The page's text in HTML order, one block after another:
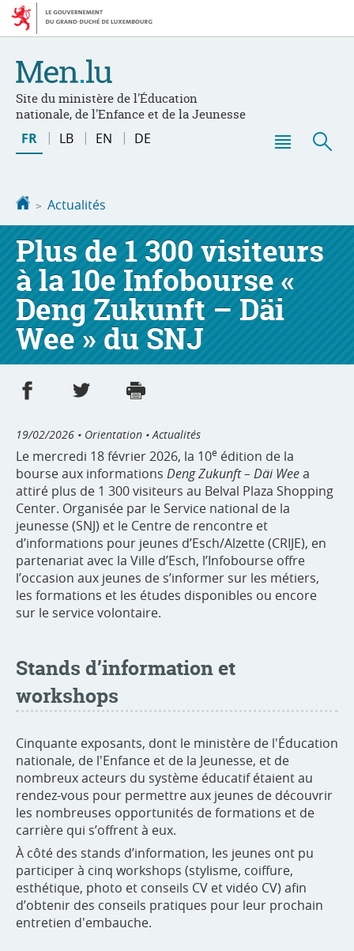
Aller
navigation
Aller
au
Site du ministère de l'Éducation
nationale, de l'Enfance et de la Jeunesse
Changer
de
FR LB EN DE
Accueil
Actualités
Plus de 1 300 visiteurs
à la 10e Infobourse «
Deng Zukunft – Däi
Wee » du SNJ
Partager sur Facebook
Partager sur Twitter
19/02/2026 • Orientation • Actualités
Le mercredi 18 février 2026, la 10e édition de la
bourse aux informations Deng Zukunft – Däi Weea
attiré plus de 1 300 visiteurs au Belval Plaza Shopping
Center. Organisée par le Service national de la
jeunesse (SNJ) et le Centre de rencontre et
d’informations pour jeunes d’Esch/Alzette (CRIJE), en
partenariat avec la Ville d’Esch, l’Infobourse offre
l’occasion aux jeunes de s’informer sur les métiers,
les formations et les études disponibles ou encore
sur le service volontaire.
Stands d’information et
workshops
Cinquante exposants, dont le ministère de l'Éducation
nationale, de l'Enfance et de la Jeunesse, et de
nombreux acteurs du système éducatif étaient au
rendez-vous pour permettre aux jeunes de découvrir
les nombreuses opportunités de formations et de
carrière qui s’offrent à eux.
À côté des stands d’information, les jeunes ont pu
participer à cinq workshops (stylisme, coiffure,
esthétique, photo et conseils CV et vidéo CV) afin
d’obtenir des conseils pratiques pour leur prochain
entretien d'embauche.